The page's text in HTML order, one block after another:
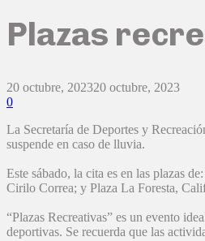
Plazas
20 octubre, 202320 octubre, 2023
0
La Secretaría de Deportes y
suspende en caso de lluvia.
Este sábado, la cita es en las plazas
Cirilo Correa; y Plaza La Foresta,
“Plazas Recreativas” es un evento
deportivas. Se recuerda que las